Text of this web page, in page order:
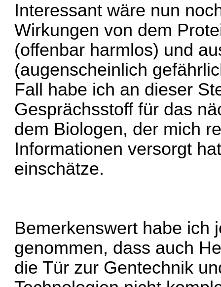
Interessant wäre nun
Wirkungen von dem
(offenbar harmlos) und
(augenscheinlich
Fall habe ich an dieser
Gesprächsstoff für das
dem Biologen, der mich
Informationen versorgt
einschätze.
Bemerkenswert habe ich
genommen, dass auch
die Tür zur Gentechnik